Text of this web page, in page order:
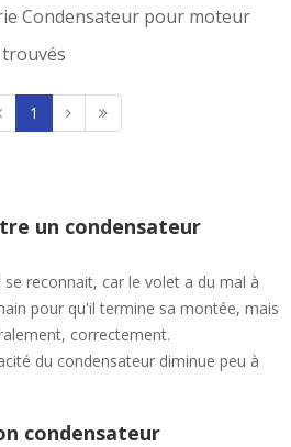
Condensateur pour moteur
trouvés
1
un condensateur
reconnait, car le volet a du mal à
pour qu'il termine sa montée, mais
correctement.
du condensateur diminue peu à
condensateur